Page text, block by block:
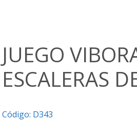
JUEGO
ESCALERAS
Código: D343